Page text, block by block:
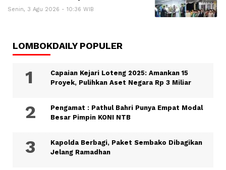
Senin, 3 Agu 2026 - 10:36 WIB
LOMBOKDAILY POPULER
Capaian Kejari Loteng 2025: Amankan 15
Proyek, Pulihkan Aset Negara Rp 3 Miliar
Pengamat : Pathul Bahri Punya Empat Modal
Besar Pimpin KONI NTB
Kapolda Berbagi, Paket Sembako Dibagikan
Jelang Ramadhan